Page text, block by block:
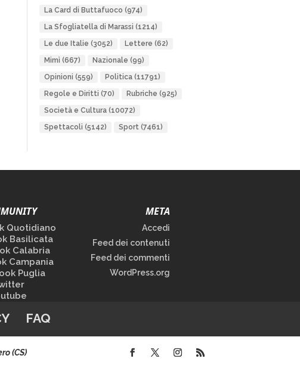
La Card di Buttafuoco (974)
La Sfogliatella di Marassi (1214)
Le due Italie (3052) Lettere (62)
Mimì (667) Nazionale (99)
Opinioni (559) Politica(11791)
Regole e Diritti (70) Rubriche (925)
Società e Cultura(10072)
Spettacoli (5142) Sport(7461)
Quotidiano
Basilicata
Calabria
Campania
Puglia
META
Accedi
Feed dei contenuti
Feed dei commenti
WordPress.org
FAQ
(CS)